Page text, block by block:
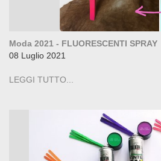
Moda 2021 - FLUORESCENTI SPRAY
08 Luglio 2021
LEGGI TUTTO...